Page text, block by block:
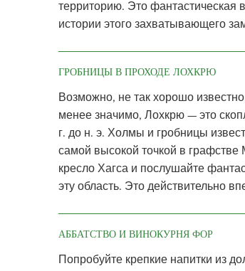
территорию. Это фантастическая
истории этого захватывающего
ГРОБНИЦЫ В ПРОХОДЕ ЛОХКРЮ
Возможно, не так хорошо
менее значимо, Лохкрю — это
г. до н. э. Холмы и гробницы
самой высокой точкой в
кресло Хагса и послушайте
эту область. Это действительно
АББАТСТВО И ВИНОКУРНЯ ФОР
Попробуйте крепкие напитки из